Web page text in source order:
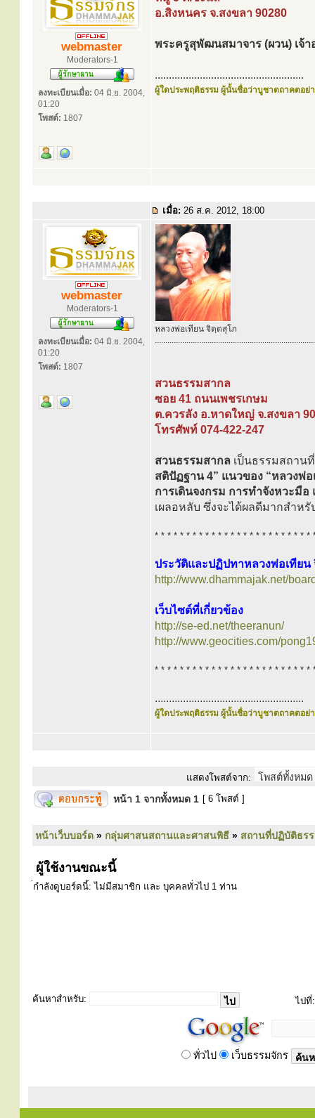
webmaster
Moderators-1
ลงทะเบียนเมื่อ: 04 มิ.ย. 2004,
01:20
โพสต์: 1807
อ.สิงหนคร จ.สงขลา 90280
พระครูสุพัฒนสมาจาร (ผวน) เจ้า
.....................................................
ผู้ใดประพฤติธรรม ผู้นั้นชื่อว่าบูชาตถาคตอย่า
เมื่อ: 26 ส.ค. 2012, 18:00
webmaster
Moderators-1
ลงทะเบียนเมื่อ: 04 มิ.ย. 2004,
01:20
โพสต์: 1807
หลวงพ่อเทียน จิตฺตสุโภ
............................................................................
สวนธรรมสากล
ซอย 41 ถนนเพชรเกษม
ต.ควรลัง อ.หาดใหญ่ จ.สงขลา
โทรศัพท์ 074-422-247
สวนธรรมสากล เป็นธรรมสถาน
สติปัฏฐาน 4” แนวของ “หลวงพ่
การเดินจงกรม การทำจังหวะมื
เผลอหลับ ซึ่งจะได้ผลดีมากสำห
* * * * * * * * * * * * * * * * * * * * * * * * *
ประวัติและปฏิปทาหลวงพ่อเทียน
http://www.dhammajak.net/
เว็บไซต์ที่เกี่ยวข้อง
http://se-ed.net/theeranun/
http://www.geocities.com/
* * * * * * * * * * * * * * * * * * * * * * * * *
.....................................................
ผู้ใดประพฤติธรรม ผู้นั้นชื่อว่าบูชาตถาคตอย่า
แสดงโพสต์จาก:
หน้า 1 จากทั้งหมด 1 [ 6 โพสต์ ]
หน้าเว็บบอร์ด » กลุ่มศาสนสถานและศาสนพิธี » สถานที่ปฏิบัติธร
ผู้ใช้งานขณะนี้
่กำลังดูบอร์ดนี้: ไม่มีสมาชิก และ บุคคลทั่วไป 1 ท่าน
ค้นหาสำหรับ: ไปที่:
ทั่วไป เว็บธรรมจักร